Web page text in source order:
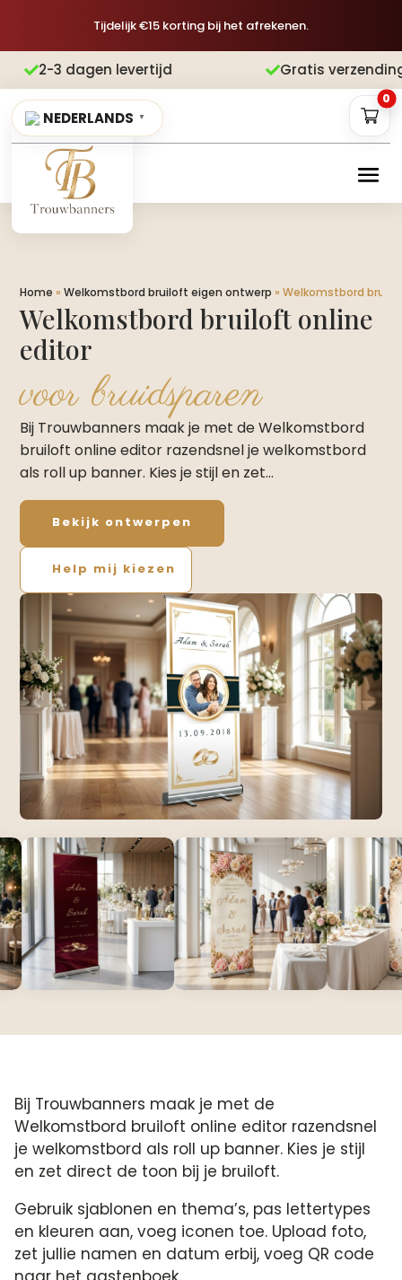
Tijdelijk €15 korting bij het afrekenen.
Gratis verzending Achteraf
NEDERLANDS ▼
0
Home »Welkomstbord bruiloft eigen ontwerp »Welkomstbord
Welkomstbord bruiloft online
editor
voor bruidsparen
Bij Trouwbanners maak je met de Welkomstbord
bruiloft online editor razendsnel je welkomstbord
als roll up banner. Kies je stijl en zet…
Bekijk ontwerpen
Help mij kiezen
Bij Trouwbanners maak je met de
Welkomstbord bruiloft online editor razendsnel
je welkomstbord als roll up banner. Kies je stijl
en zet direct de toon bij je bruiloft.
Gebruik sjablonen en thema’s, pas lettertypes
en kleuren aan, voeg iconen toe. Upload foto,
zet jullie namen en datum erbij, voeg QR code